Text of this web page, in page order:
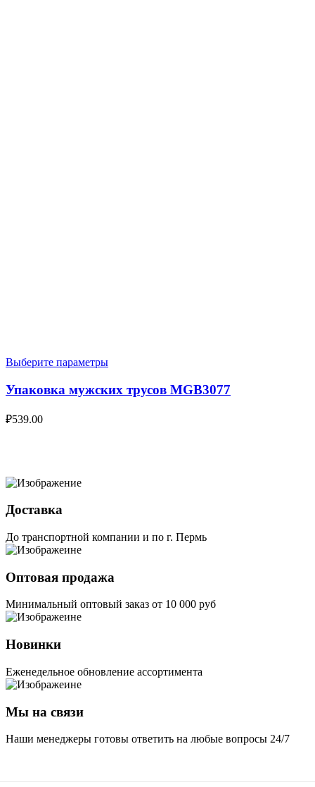
Выберите параметры
Упаковка мужских трусов MGB3077
₽539.00
Доставка
До транспортной компании и по г. Пермь
Оптовая продажа
Минимальный оптовый заказ от 10 000 руб
Новинки
Еженедельное обновление ассортимента
Мы на связи
Наши менеджеры готовы ответить на любые вопросы 24/7